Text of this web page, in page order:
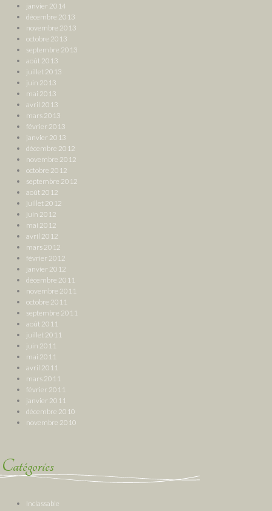
janvier 2014
décembre 2013
novembre 2013
octobre 2013
septembre 2013
août 2013
juillet 2013
juin 2013
mai 2013
avril 2013
mars 2013
février 2013
janvier 2013
décembre 2012
novembre 2012
octobre 2012
septembre 2012
août 2012
juillet 2012
juin 2012
mai 2012
avril 2012
mars 2012
février 2012
janvier 2012
décembre 2011
novembre 2011
octobre 2011
septembre 2011
août 2011
juillet 2011
juin 2011
mai 2011
avril 2011
mars 2011
février 2011
janvier 2011
décembre 2010
novembre 2010
Catégories
Inclassable